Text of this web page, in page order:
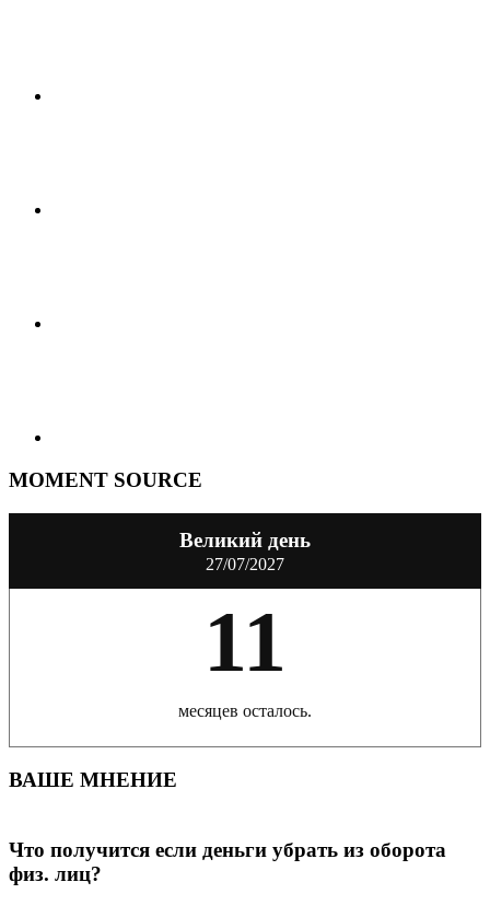
MOMENT SOURCE
Великий день
27/07/2027
11
месяцев осталось.
ВАШЕ МНЕНИЕ
Что получится если деньги убрать из оборота
физ. лиц?